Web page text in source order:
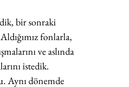
bir sonraki
fonlarla,
ve aslında
istedik.
Aynı dönemde